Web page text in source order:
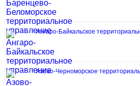
Ангаро-Байкальское
Азово-Черноморское